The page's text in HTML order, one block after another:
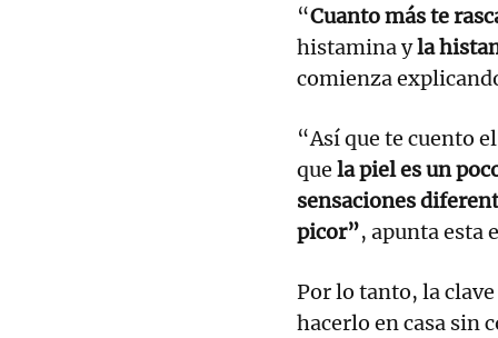
“Cuanto más te
histamina yla
comienza
“Así que te cuento
que la piel es un
sensaciones
picor”, apunta esta
Por lo tanto, la
hacerlo en casa sin